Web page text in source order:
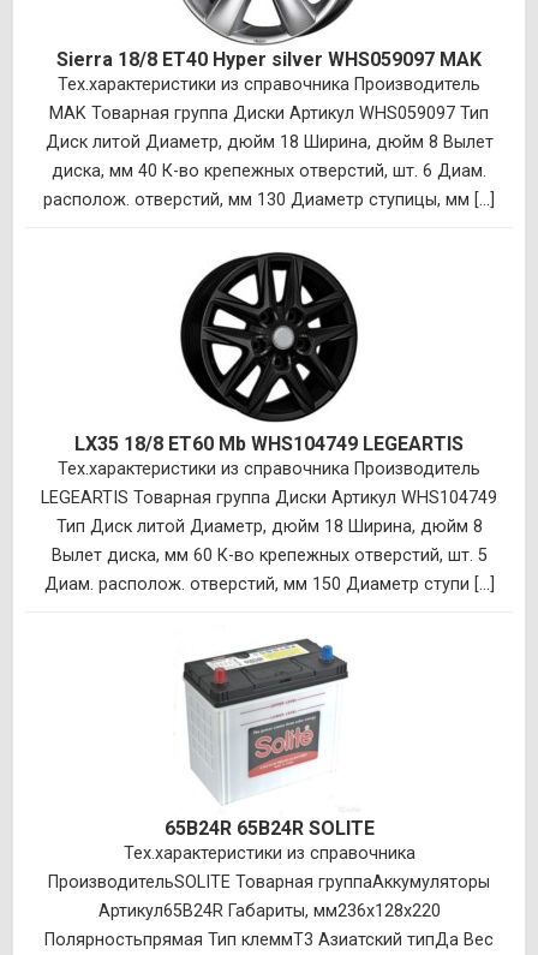
Sierra 18/8 ET40 Hyper silver WHS059097 MAK
Тех.характеристики из справочника Производитель
MAK Товарная группа Диски Артикул WHS059097 Тип
Диск литой Диаметр, дюйм 18 Ширина, дюйм 8 Вылет
диска, мм 40 К-во крепежных отверстий, шт. 6 Диам.
располож. отверстий, мм 130 Диаметр ступицы, мм [...]
LX35 18/8 ET60 Mb WHS104749 LEGEARTIS
Тех.характеристики из справочника Производитель
LEGEARTIS Товарная группа Диски Артикул WHS104749
Тип Диск литой Диаметр, дюйм 18 Ширина, дюйм 8
Вылет диска, мм 60 К-во крепежных отверстий, шт. 5
Диам. располож. отверстий, мм 150 Диаметр ступи [...]
65B24R 65B24R SOLITE
Тех.характеристики из справочника
ПроизводительSOLITE Товарная группаАккумуляторы
Артикул65B24R Габариты, мм236x128x220
Полярностьпрямая Тип клеммT3 Азиатский типДа Вес